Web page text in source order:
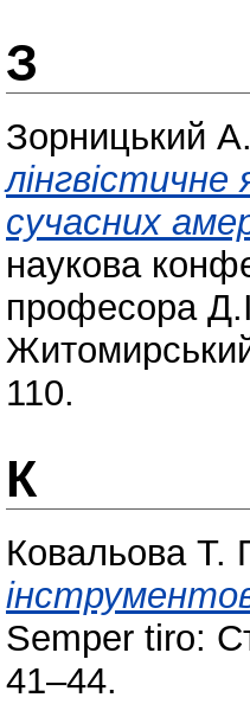
З
Зорницький
сучасних
наукова
професора
110.
К
Ковальова Т.
Semper tiro:
41–44.